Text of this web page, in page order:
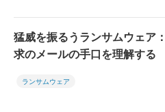
猛威を振るうランサムウェア
求のメールの手口を理解する
ランサムウェア